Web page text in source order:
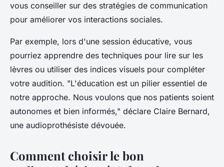
vous conseiller sur des stratégies de communication
pour améliorer vos interactions sociales.
Par exemple, lors d'une session éducative, vous
pourriez apprendre des techniques pour lire sur les
lèvres ou utiliser des indices visuels pour compléter
votre audition. "L'éducation est un pilier essentiel de
notre approche. Nous voulons que nos patients soient
autonomes et bien informés," déclare Claire Bernard,
une audioprothésiste dévouée.
Comment choisir le bon